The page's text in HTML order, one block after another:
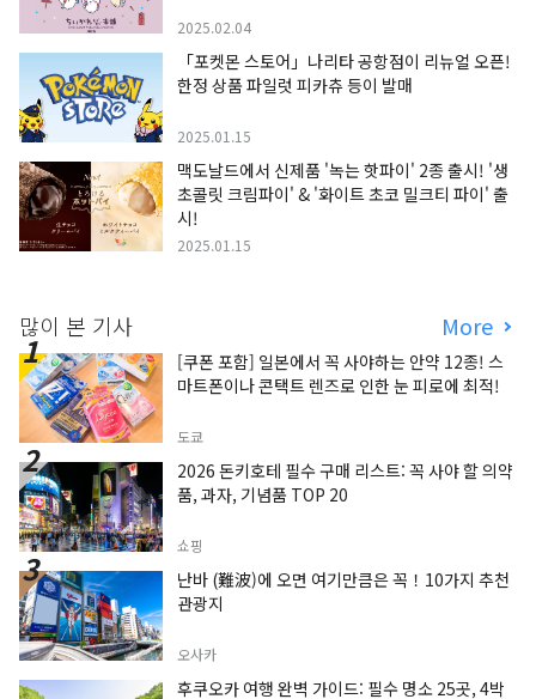
2025.02.04
「포켓몬 스토어」나리타 공항점이 리뉴얼 오픈!
한정 상품 파일럿 피카츄 등이 발매
2025.01.15
맥도날드에서 신제품 '녹는 핫파이' 2종 출시! '생
초콜릿 크림파이' & '화이트 초코 밀크티 파이' 출
시!
2025.01.15
많이 본 기사 More
[쿠폰 포함] 일본에서 꼭 사야하는 안약 12종! 스
마트폰이나 콘택트 렌즈로 인한 눈 피로에 최적!
도쿄
2026 돈키호테 필수 구매 리스트: 꼭 사야 할 의약
품, 과자, 기념품 TOP 20
쇼핑
난바 (難波)에 오면 여기만큼은 꼭！10가지 추천
관광지
오사카
후쿠오카 여행 완벽 가이드: 필수 명소 25곳, 4박